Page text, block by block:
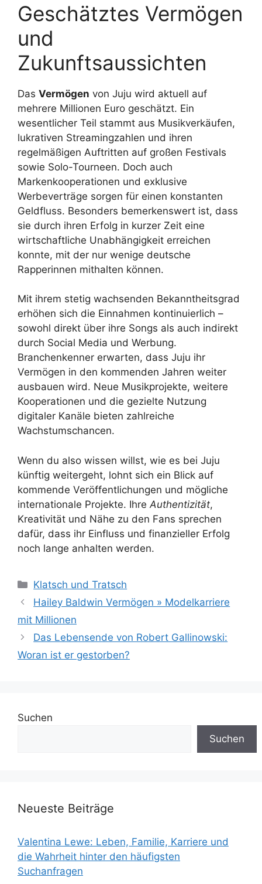
Geschätztes Vermögen
und
Zukunftsaussichten
Das Vermögen von Juju wird aktuell auf
mehrere Millionen Euro geschätzt. Ein
wesentlicher Teil stammt aus Musikverkäufen,
lukrativen Streamingzahlen und ihren
regelmäßigen Auftritten auf großen Festivals
sowie Solo-Tourneen. Doch auch
Markenkooperationen und exklusive
Werbeverträge sorgen für einen konstanten
Geldfluss. Besonders bemerkenswert ist, dass
sie durch ihren Erfolg in kurzer Zeit eine
wirtschaftliche Unabhängigkeit erreichen
konnte, mit der nur wenige deutsche
Rapperinnen mithalten können.
Mit ihrem stetig wachsenden Bekanntheitsgrad
erhöhen sich die Einnahmen kontinuierlich –
sowohl direkt über ihre Songs als auch indirekt
durch Social Media und Werbung.
Branchenkenner erwarten, dass Juju ihr
Vermögen in den kommenden Jahren weiter
ausbauen wird. Neue Musikprojekte, weitere
Kooperationen und die gezielte Nutzung
digitaler Kanäle bieten zahlreiche
Wachstumschancen.
Wenn du also wissen willst, wie es bei Juju
künftig weitergeht, lohnt sich ein Blick auf
kommende Veröffentlichungen und mögliche
internationale Projekte. Ihre Authentizität,
Kreativität und Nähe zu den Fans sprechen
dafür, dass ihr Einfluss und finanzieller Erfolg
noch lange anhalten werden.
Kategorien
Klatsch und Tratsch
Hailey Baldwin Vermögen » Modelkarriere
mit Millionen
Das Lebensende von Robert Gallinowski:
Woran ist er gestorben?
Suchen
Suchen
Neueste Beiträge
Valentina Lewe: Leben, Familie, Karriere und
die Wahrheit hinter den häufigsten
Suchanfragen